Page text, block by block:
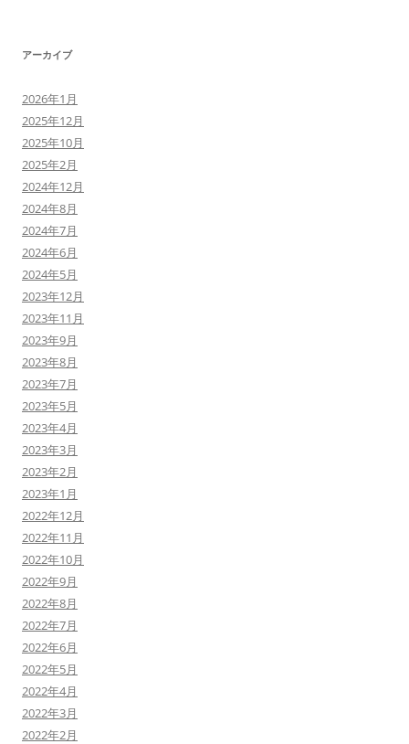
アーカイブ
2026年1月
2025年12月
2025年10月
2025年2月
2024年12月
2024年8月
2024年7月
2024年6月
2024年5月
2023年12月
2023年11月
2023年9月
2023年8月
2023年7月
2023年5月
2023年4月
2023年3月
2023年2月
2023年1月
2022年12月
2022年11月
2022年10月
2022年9月
2022年8月
2022年7月
2022年6月
2022年5月
2022年4月
2022年3月
2022年2月